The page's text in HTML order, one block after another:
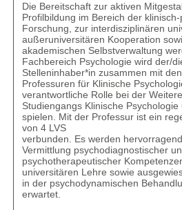
Die Bereitschaft zur aktiven
Profilbildung im Bereich der
Forschung, zur interdisziplinären
außeruniversitären Kooperation
akademischen Selbstverwaltung
Fachbereich Psychologie wird der/
Stelleninhaber*in zusammen mit
Professuren für Klinische
verantwortliche Rolle bei der
Studiengangs Klinische
spielen. Mit der Professur ist ein
von 4 LVS
verbunden. Es werden
Vermittlung psychodiagnostischer
psychotherapeutischer
universitären Lehre sowie
in der psychodynamischen
erwartet.